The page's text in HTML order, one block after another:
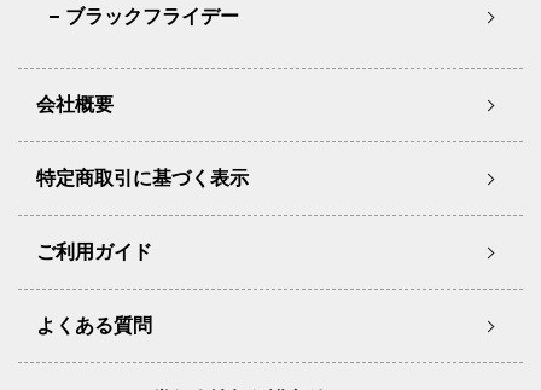
ブラックフライデー
会社概要
特定商取引に基づく表示
ご利用ガイド
よくある質問